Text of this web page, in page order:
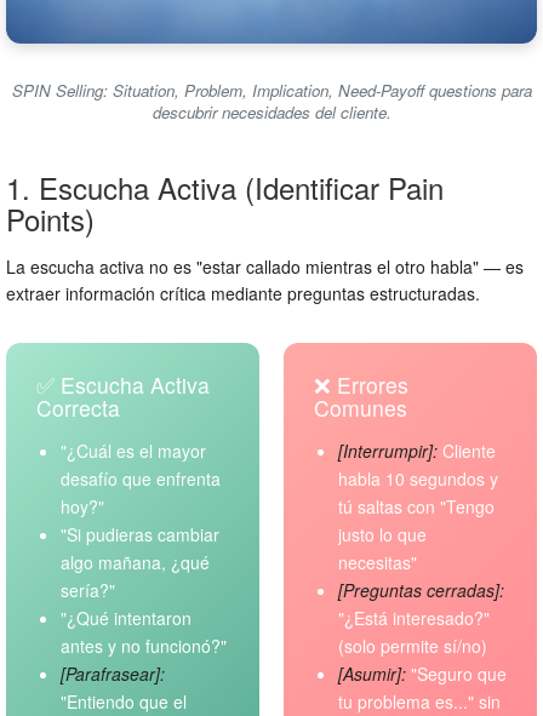
SPIN Selling: Situation, Problem, Implication, Need-Payoff questions para
descubrir necesidades del cliente.
1. Escucha Activa (Identificar Pain
Points)
La escucha activa no es "estar callado mientras el otro habla" — es
extraer información crítica mediante preguntas estructuradas.
✅ Escucha Activa
Correcta
"¿Cuál es el mayor
desafío que enfrenta
hoy?"
"Si pudieras cambiar
algo mañana, ¿qué
sería?"
"¿Qué intentaron
antes y no funcionó?"
[Parafrasear]:
"Entiendo que el
❌ Errores
Comunes
[Interrumpir]: Cliente
habla 10 segundos y
tú saltas con "Tengo
justo lo que
necesitas"
[Preguntas cerradas]:
"¿Está interesado?"
(solo permite sí/no)
[Asumir]: "Seguro que
tu problema es..." sin